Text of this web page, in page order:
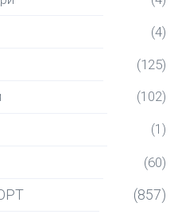
(4)
(125)
(102)
(1)
(60)
(857)